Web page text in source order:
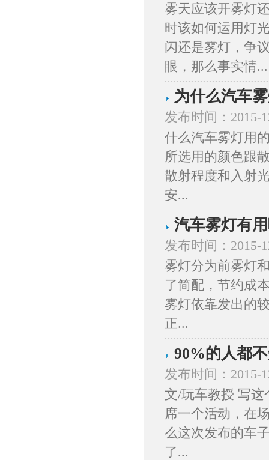
雾天应该开雾灯
时该如何运用灯
闪还是雾灯，争
眼，那么事实情...
为什么汽车
发布时间：2015-
什么汽车雾灯用
所选用的颜色跟
散射程度和入射
安...
汽车雾灯有
发布时间：2015-
雾灯分为前雾灯
了简配，节约成
雾灯依靠发出的
正...
90%的人都
发布时间：2015-
文/玩车教授 写
席一个活动，在
么这次发布的车
了...